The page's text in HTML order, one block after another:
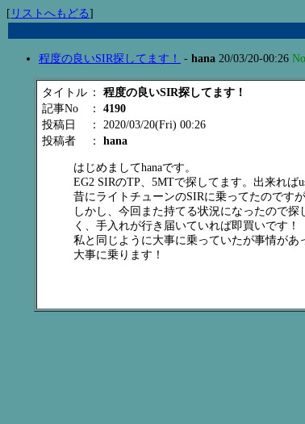
[ リストへもどる]
程度の良いSIR探してます！ - hana 20/03/20-00:26
タイトル ： 程度の良いSIR探してます！
記事No
： 4190
投稿日
： 2020/03/20(Fri) 00:26
投稿者
： hana
はじめましてhanaです。
EG2 SIRのTP、5MTで探してます。出来れば
昔にライトチューンのSIRに乗ってたのです
しかし、今回また持てる状況になったので
く、手入れが行き届いていれば即買いです！
私と同じように大事に乗っていたが事情があ
大事に乗ります！